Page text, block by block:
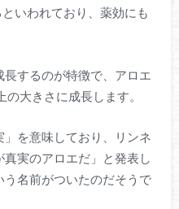
いわれており、薬効にも
するのが特徴で、アロエ
大きさに成長します。
」を意味しており、リンネ
実のアロエだ」と発表し
名前がついたのだそうで